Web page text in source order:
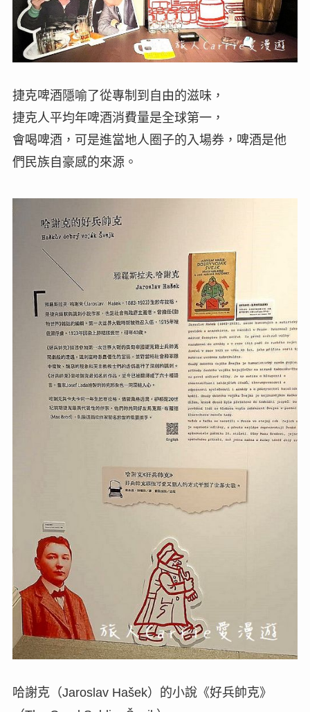
捷克啤酒隱喻了從專制到自由的滋味，
捷克人平均年啤酒消費量是全球第一，
會喝啤酒，可是進當地人圈子的入場券，啤酒是他
們民族自豪感的來源。
哈謝克（Jaroslav Hašek）的小說《好兵帥克》